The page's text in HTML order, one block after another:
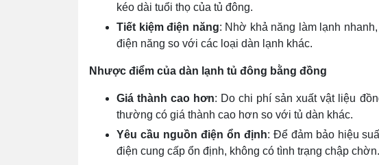
kéo dài tuổi thọ của tủ đông.
Tiết kiệm điện năng: Nhờ khả năng làm lạnh
điện năng so với các loại dàn lạnh khác.
Nhược điểm của dàn lạnh tủ đông bằng đồng
Giá thành cao hơn: Do chi phí sản xuất vật liệu
thường có giá thành cao hơn so với tủ dàn khác.
Yêu cầu nguồn điện ổn định: Để đảm bảo hiệu
điện cung cấp ổn định, không có tình trạng chập chờn.